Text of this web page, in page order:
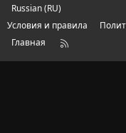
Russian (RU)
Условия и правила
Главная
R